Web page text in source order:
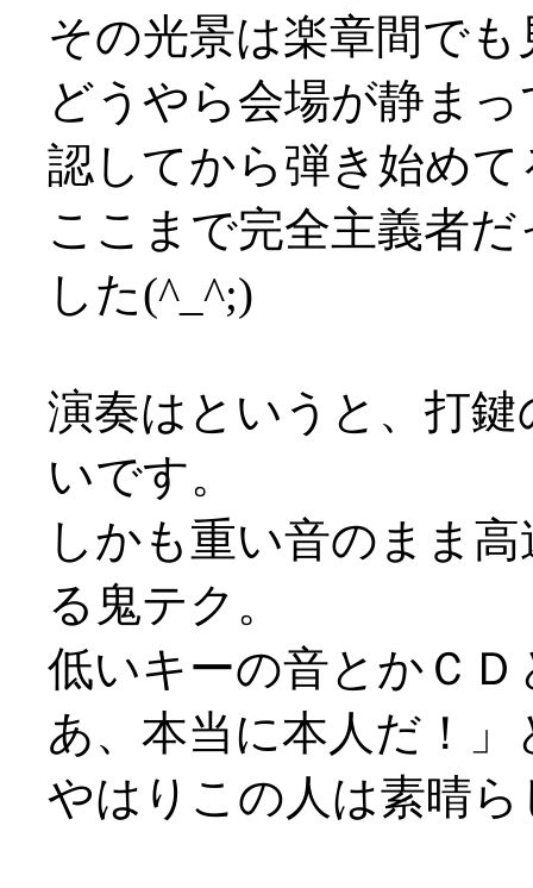
その光景は楽章間で
どうやら会場が静ま
認してから弾き始め
ここまで完全主義者
した(^_^;)
演奏はというと、打
いです。
しかも重い音のまま
る鬼テク。
低いキーの音とかＣ
あ、本当に本人だ！
やはりこの人は素晴